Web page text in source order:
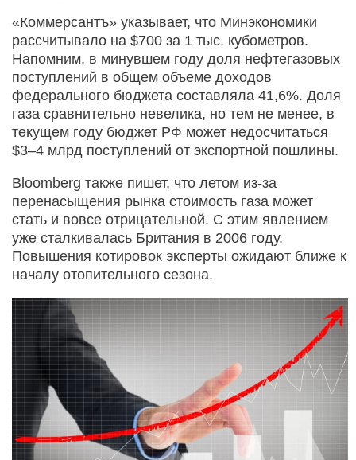
«Коммерсантъ» указывает, что Минэкономики
рассчитывало на $700 за 1 тыс. кубометров.
Напомним, в минувшем году доля нефтегазовых
поступлений в общем объеме доходов
федерального бюджета составляла 41,6%. Доля
газа сравнительно невелика, но тем не менее, в
текущем году бюджет РФ может недосчитаться
$3–4 млрд поступлений от экспортной пошлины.
Bloomberg также пишет, что летом из-за
перенасыщения рынка стоимость газа может
стать и вовсе отрицательной. С этим явлением
уже сталкивалась Британия в 2006 году.
Повышения котировок эксперты ожидают ближе к
началу отопительного сезона.